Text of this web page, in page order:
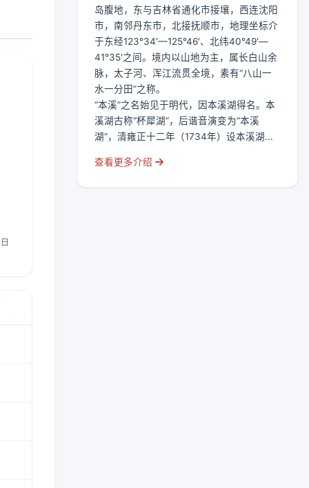
岛腹地，东与吉林省通化市接壤，西连沈阳
市，南邻丹东市，北接抚顺市，地理坐标介
于东经123°34′—125°46′、北纬40°49′—
41°35′之间。境内以山地为主，属长白山余
脉，太子河、浑江流贯全境，素有“八山一
水一分田”之称。
“本溪”之名始见于明代，因本溪湖得名。本
溪湖古称“杯犀湖”，后谐音演变为“本溪
湖”，清雍正十二年（1734年）设本溪湖...
查看更多介绍